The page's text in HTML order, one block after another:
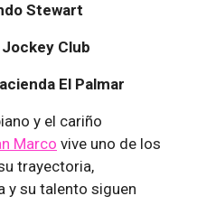
Stewart
Club
El Palmar
y el cariño
Marco vive uno de los
trayectoria,
y su talento siguen